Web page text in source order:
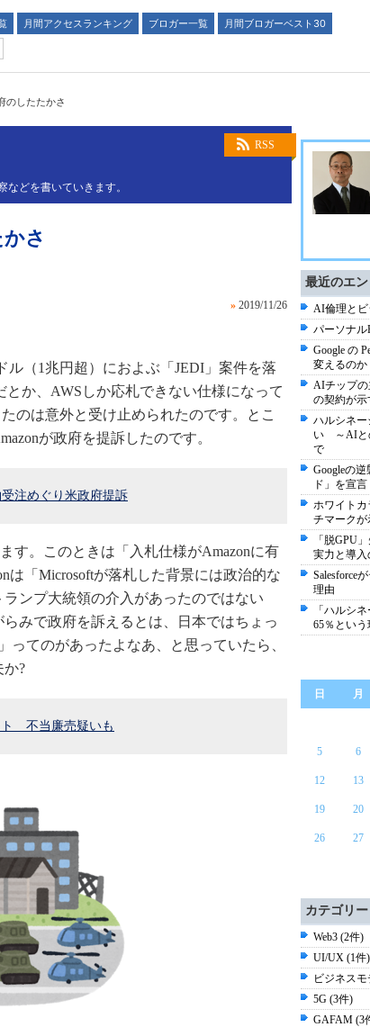
月間アクセスランキング ブロガー一覧
月間ブロガーベスト30
のしたたかさ
RSS
どを書いていきます。
さ
» 2019/11/26
ル（1兆円超）におよぶ「JEDI」案件を落
か、AWSしか応札できない仕様になって
のは意外と受け止められたのです。とこ
が政府を提訴したのです。
注めぐり米政府提訴
す。このときは「入札仕様がAmazonに有
は「Microsoftが落札した背景には政治的な
ンプ大統領の介入があったのではない
みで政府を訴えるとは、日本ではちょっ
」ってのがあったよなあ、と思っていたら、
か?
不当廉売疑いも
最近のエ
AI倫理とビ
パーソナル
Google の
変えるのか
AIチップ
の契約が示
ハルシネ
い ～AIと
で
Googleの
ド」を宣言
ホワイト
チマーク
「脱GPU
実力と導
Salesforce
理由
「ハルシ
65％という
日 月
5 6
12 13
19 20
26 27
カテゴリー
Web3 (2件)
UI/UX (1件)
ビジネス
5G (3件)
GAFAM (3